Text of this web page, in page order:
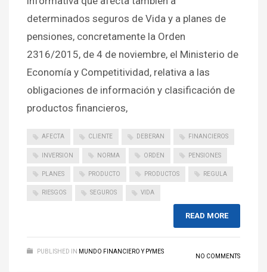
determinados seguros de Vida y a planes de
pensiones, concretamente la Orden
2316/2015, de 4 de noviembre, el Ministerio de
Economía y Competitividad, relativa a las
obligaciones de información y clasificación de
productos financieros,
AFECTA CLIENTE DEBERAN FINANCIEROS
INVERSION NORMA ORDEN PENSIONES
PLANES PRODUCTO PRODUCTOS REGULA
RIESGOS SEGUROS VIDA
READ MORE
PUBLISHED IN MUNDO FINANCIERO Y PYMES
NO COMMENTS